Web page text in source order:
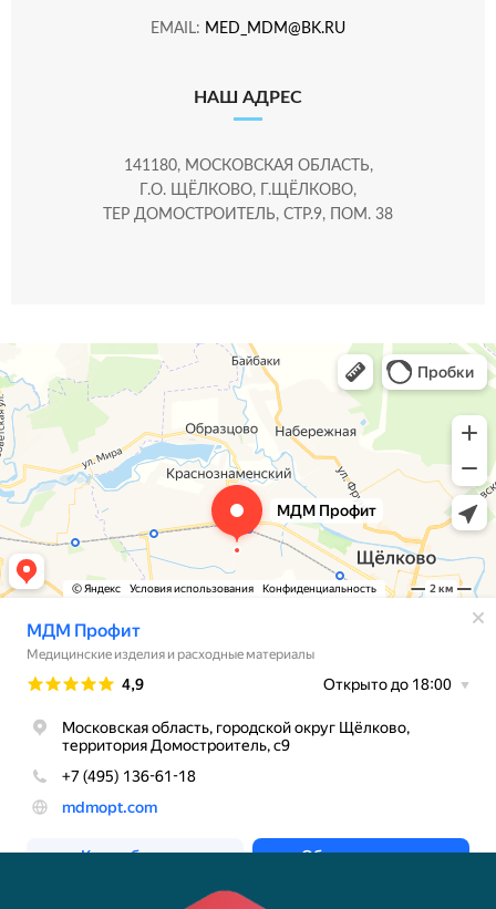
EMAIL: MED_MDM@BK.RU
НАШ АДРЕС
141180, МОСКОВСКАЯ ОБЛАСТЬ,
Г.О. ЩЁЛКОВО, Г.ЩЁЛКОВО,
ТЕР ДОМОСТРОИТЕЛЬ, СТР.9, ПОМ. 38